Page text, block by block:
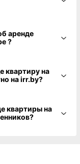
аренде
в центре ?
квартиру на
юр. лиц бесплатно на irr.by?
квартиры на
от собственников?